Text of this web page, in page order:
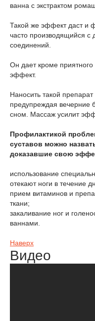
ванна с экстрактом
Такой же эффект даст и
часто производящийся с
соединений.
Он дает кроме
эффект.
Наносить такой
предупреждая вечерние
сном. Массаж усилит
Профилактикой
суставов можно
доказавшие свою
использование
отекают ноги в течение
прием витаминов и
ткани;
закаливание ног и
ваннами.
Наверх
Видео